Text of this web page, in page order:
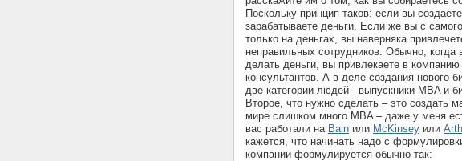
Поскольку принцип таков: если вы
зарабатываете деньги. Если же вы с
только на деньгах, вы наверняка
неправильных сотрудников. Обычно, когда
делать деньги, вы привлекаете в компанию
консультантов. А в деле создания нового
две категории людей - выпускники MBA и
Второе, что нужно сделать – это создать
мире слишком много MBA – даже у меня
вас работали на Bain или McKinsey или
кажется, что начинать надо с
компании формулируется обычно так: